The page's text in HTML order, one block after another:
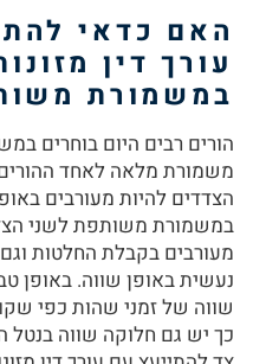
האם כדאי
עורך דין
במשמורת
הורים רבים היום בוחרים
משמורת מלאה לאחד
הצדדים להיות מעורבים
במשמורת משותפת לשני
מעורבים בקבלת החלטות
נעשית באופן שווה. באופן
שווה של זמני שהות כפי
כך יש גם חלוקה שווה בנטל